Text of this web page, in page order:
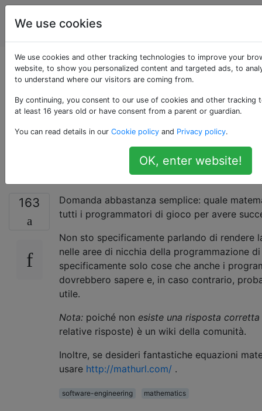
Sviluppo del
gioco
Quale matematica
dovrebbero sapere
tutti i programmatori
di giochi? [chiuso]
163
Domanda abbastanza semplice: quale
tutti i programmatori di gioco per avere
Non sto specificamente parlando di rendere
nelle aree di nicchia della programmazione
specificamente solo cose che anche i
dovrebbero sapere e, in caso contrario,
utile.
Nota: poiché non esiste una risposta corretta
relative risposte) è un wiki della comunità.
Inoltre, se desideri fantastiche equazioni
usare http://mathurl.com/ .
software-engineering mathematics
We use cookies
We use cookies and other tracking technologies to improve your
website, to show you personalized content and targeted ads, to
to understand where our visitors are coming from.
By continuing, you consent to our use of cookies and other tracking
at least 16 years old or have consent from a parent or guardian.
You can read details in our Cookie policy and Privacy policy.
OK, enter website!